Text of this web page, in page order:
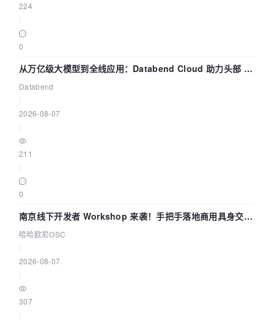
224
0
从万亿级大模型到全线应用：Databend Cloud 助力头部 AI
企业构建全链路 Trace 数据管道
Databend
2026-08-07
211
0
南京线下开发者 Workshop 来袭！手把手落地商用具身交互
智能 Agent 应用
哈哈欧尼OSC
2026-08-07
307